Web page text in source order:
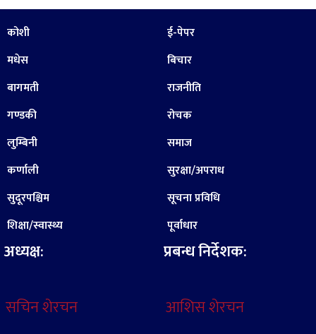
कोशी
मधेस
बागमती
गण्डकी
लुम्बिनी
कर्णाली
सुदूरपश्चिम
शिक्षा/स्वास्थ्य
अध्यक्ष:
सचिन शेरचन
ई-पेपर
बिचार
राजनीति
रोचक
समाज
सुरक्षा/अपराध
सूचना प्रविधि
पूर्वाधार
प्रबन्ध निर्देशक:
आशिस शेरचन